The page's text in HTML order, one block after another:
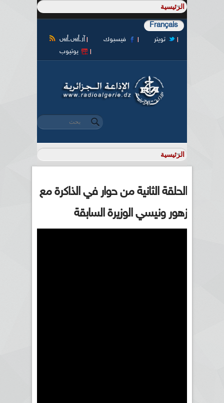
Français
آر أس أس فيسبوك
تويتر
يوتيوب
استمارة البحث
‏بحث ‏
الحلقة الثانية من حوار في الذاكرة مع
زهور ونيسي الوزيرة السابقة